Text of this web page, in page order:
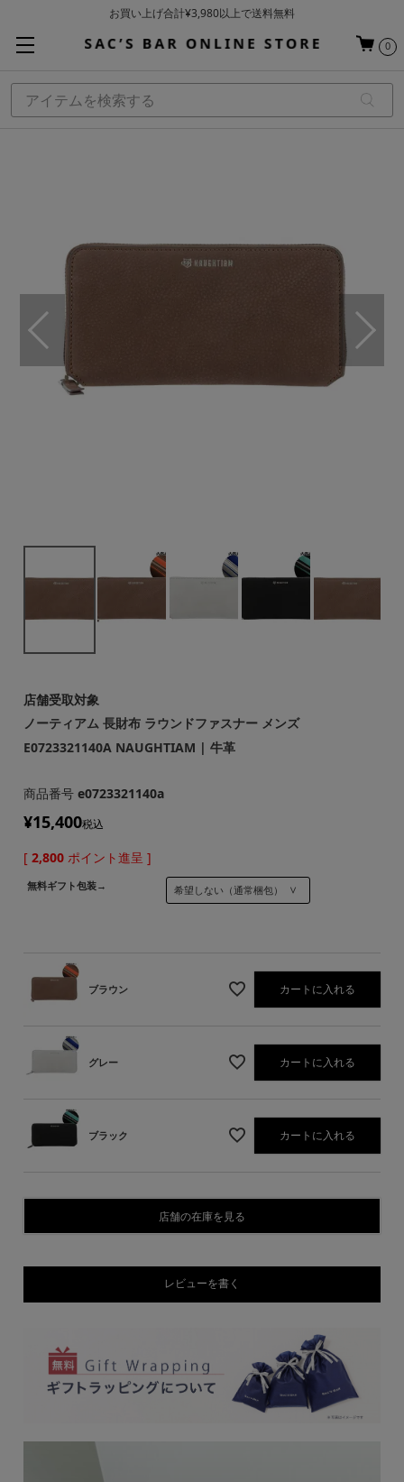
お買い上げ合計¥3,980以上で送料無料
当日～翌営業日を目安に順次発送（一部お取り寄せ商品を除く）
0
店舗受取対象
ノーティアム 長財布 ラウンドファスナー メンズ
E0723321140A NAUGHTIAM | 牛革
商品番号 e0723321140a
¥15,400税込
[ 2,800 ポイント進呈 ]
無料ギフト包装→
ブラウン カートに入れる
グレー カートに入れる
ブラック カートに入れる
店舗の在庫を見る
レビューを書く